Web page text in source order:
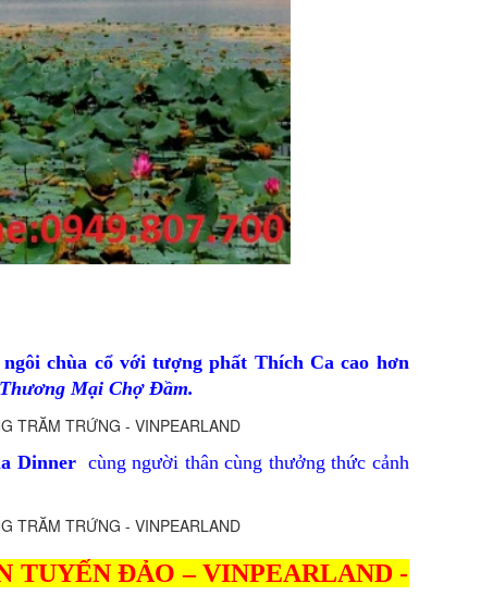
chùa cổ với tượng phất Thích Ca cao hơn
Mại Chợ Đầm.
Dinner cùng người thân cùng thưởng thức cảnh
TUYẾN ĐẢO – VINPEARLAND -